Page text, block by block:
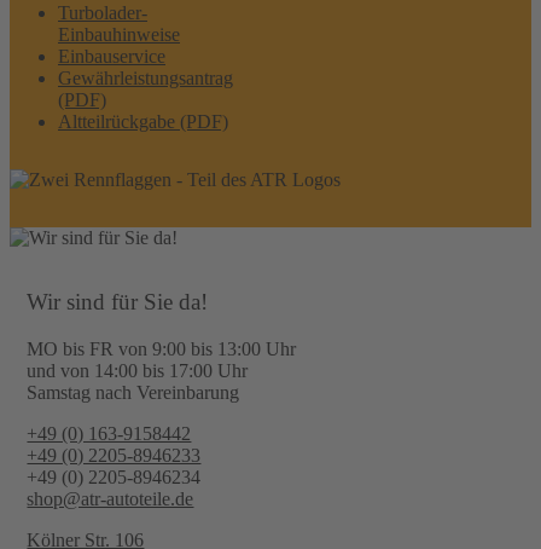
Turbolader-
Einbauhinweise
Einbauservice
Gewährleistungsantrag
(PDF)
Altteilrückgabe (PDF)
Wir sind für Sie da!
MO bis FR von 9:00 bis 13:00 Uhr
und von 14:00 bis 17:00 Uhr
Samstag nach Vereinbarung
+49 (0) 163-9158442
+49 (0) 2205-8946233
+49 (0) 2205-8946234
shop@atr-autoteile.de
Kölner Str. 106